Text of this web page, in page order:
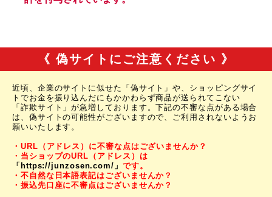
《 偽サイトにご注意ください 》
近頃、企業のサイトに似せた「偽サイト」や、ショッピングサイ
トでお金を振り込んだにもかかわらず商品が送られてこない
「詐欺サイト」が急増しております。下記の不審な点がある場合
は、偽サイトの可能性がございますので、ご利用されないようお
願いいたします。
・URL（アドレス）に不審な点はございませんか？
・当ショップのURL（アドレス）は
「https://junzosen.com/」 です。
・不自然な日本語表記はございませんか？
・振込先口座に不審点はございませんか？